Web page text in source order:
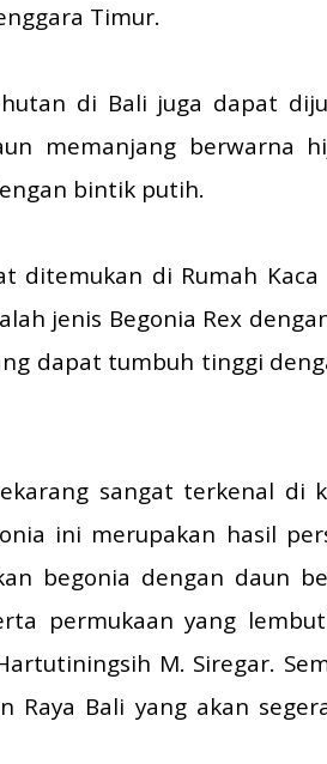
Timur.
di Bali juga dapat
memanjang berwarna
bintik putih.
ditemukan di Rumah Kaca
jenis Begonia Rex
dapat tumbuh tinggi
sangat terkenal di
ini merupakan hasil
begonia dengan daun
permukaan yang
M. Siregar.
Raya Bali yang akan